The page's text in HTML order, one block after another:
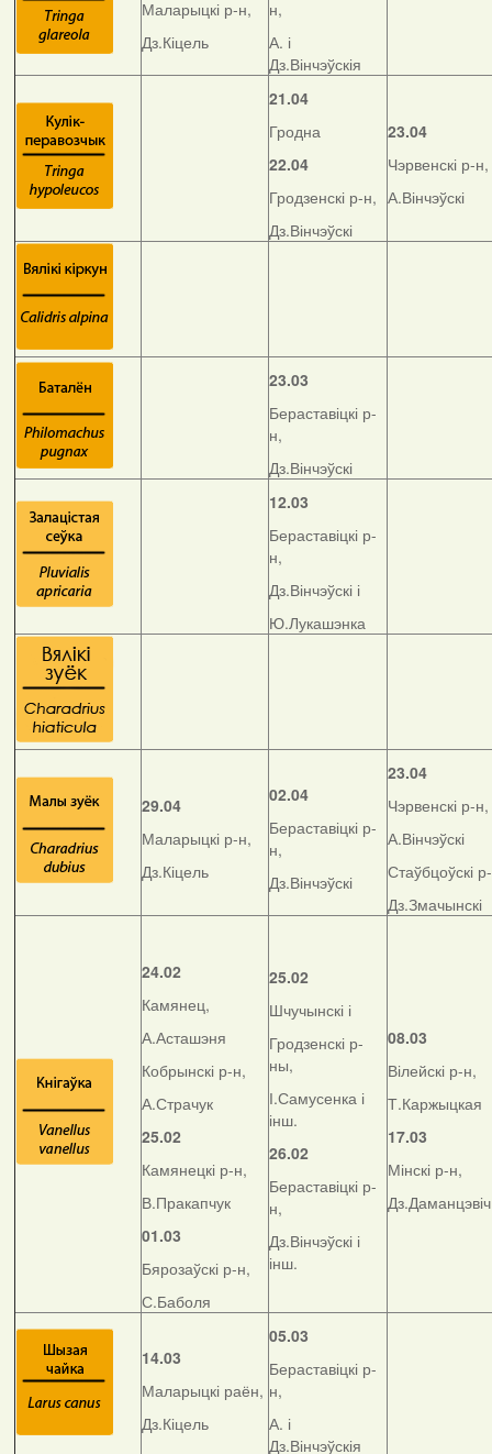
Маларыцкі р-н,
Дз.Кіцель
н,
А. і
Дз.Вінчэўскія
21.04
Гродна
22.04
Гродзенскі р-н,
Дз.Вінчэўскі
23.04
Чэрвенскі р-н,
А.Вінчэўскі
23.03
Бераставіцкі р-
н,
Дз.Вінчэўскі
12.03
Бераставіцкі р-
н,
Дз.Вінчэўскі і
Ю.Лукашэнка
29.04
Маларыцкі р-н,
Дз.Кіцель
02.04
Бераставіцкі р-
н,
Дз.Вінчэўскі
23.04
Чэрвенскі р-н,
А.Вінчэўскі
Стаўбцоўскі
Дз.Змачынскі
24.02
Камянец,
А.Асташэня
Кобрынскі р-н,
А.Страчук
25.02
Камянецкі р-н,
В.Пракапчук
01.03
Бярозаўскі р-н,
С.Баболя
25.02
Шчучынскі і
Гродзенскі р-
ны,
І.Самусенка і
інш.
26.02
Бераставіцкі р-
н,
Дз.Вінчэўскі і
інш.
08.03
Вілейскі р-н,
Т.Каржыцкая
17.03
Мінскі р-н,
Дз.Даманцэвіч
14.03
Маларыцкі раён,
Дз.Кіцель
05.03
Бераставіцкі р-
н,
А. і
Дз.Вінчэўскія